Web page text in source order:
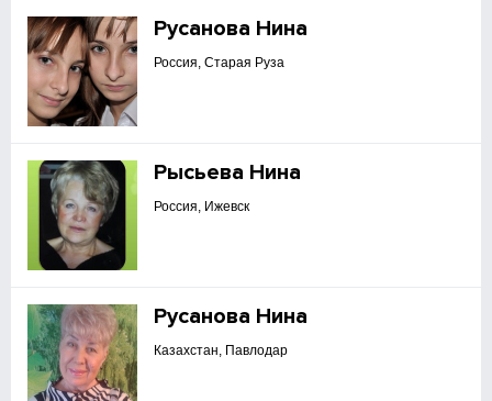
Русанова Нина
Россия, Старая Руза
Рысьева Нина
Россия, Ижевск
Русанова Нина
Казахстан, Павлодар